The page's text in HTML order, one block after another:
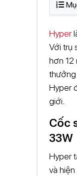
Hyper
Với trụ
hơn 12
thưởng
Hyper
giới.
Cốc
33W
Hyper
và